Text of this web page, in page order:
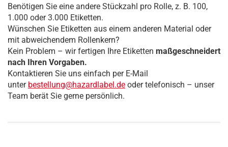
Benötigen Sie eine andere Stückzahl pro Rolle, z. B. 100,
1.000 oder 3.000 Etiketten.
Wünschen Sie Etiketten aus einem anderen Material oder
mit abweichendem Rollenkern?
Kein Problem – wir fertigen Ihre Etiketten maßgeschneidert
nach Ihren Vorgaben.
Kontaktieren Sie uns einfach per E-Mail
unter bestellung@hazardlabel.de oder telefonisch – unser
Team berät Sie gerne persönlich.